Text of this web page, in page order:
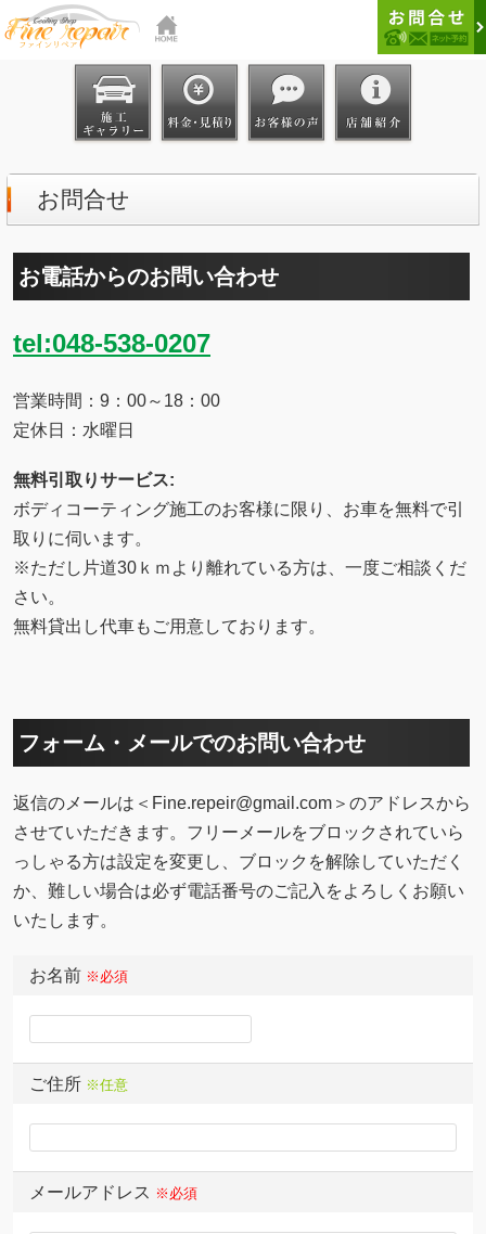
お問合せ
お電話からのお問い合わせ
tel:048-538-0207
営業時間：9：00～18：00
定休日：水曜日
無料引取りサービス:
ボディコーティング施工のお客様に限り、お車を無料で引
取りに伺います。
※ただし片道30ｋｍより離れている方は、一度ご相談くだ
さい。
無料貸出し代車もご用意しております。
フォーム・メールでのお問い合わせ
返信のメールは＜Fine.repeir@gmail.com＞のアドレスから
させていただきます。フリーメールをブロックされていら
っしゃる方は設定を変更し、ブロックを解除していただく
か、難しい場合は必ず電話番号のご記入をよろしくお願い
いたします。
お名前 ※必須
ご住所 ※任意
メールアドレス ※必須